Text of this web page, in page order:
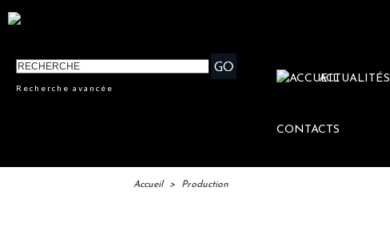
Recherche avancée
ACTUALITÉS
CONTACTS
Accueil > Production